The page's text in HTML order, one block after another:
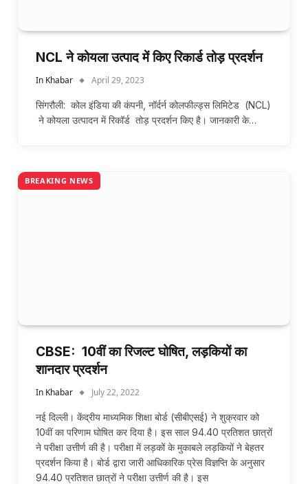
NCL ने कोयला उत्पाद में किए रिकार्ड तोड़ प्रदर्शन
In Khabar April 29, 2023
सिंगरौली: कोल इंडिया की कंपनी, नॉर्दर्न कोलफील्ड्स लिमिटेड (NCL)
ने कोयला उत्पादन में रिकॉर्ड तोड़ प्रदर्शन किए है। जानकारी के…
BREAKING NEWS
CBSE: 10वीं का रिजल्ट घोषित, लड़कियों का
शानदार प्रदर्शन
In Khabar July 22, 2022
नई दिल्ली। केंद्रीय माध्यमिक शिक्षा बोर्ड (सीबीएसई) ने शुक्रवार को
10वीं का परिणाम घोषित कर दिया है। इस साल 94.40 प्रतिशत छात्रों
ने परीक्षा उत्तीर्ण की है। परीक्षा में लड़कों के मुकाबले लड़कियों ने बेहतर
प्रदर्शन किया है। बोर्ड द्वारा जारी आधिकारिक प्रेस विज्ञप्ति के अनुसार
94.40 प्रतिशत छात्रों ने परीक्षा उत्तीर्ण की है। इस